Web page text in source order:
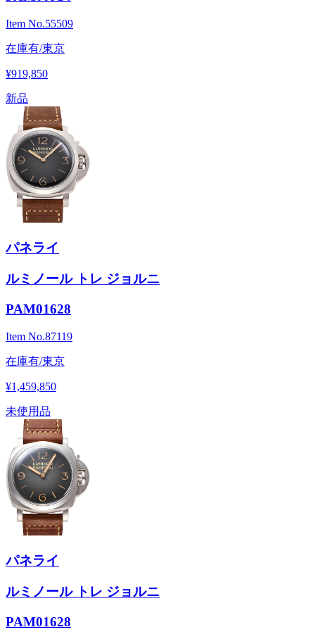
Item No.55509
在庫有/東京
¥919,850
新品
パネライ
ルミノール トレ ジョルニ
PAM01628
Item No.87119
在庫有/東京
¥1,459,850
未使用品
パネライ
ルミノール トレ ジョルニ
PAM01628